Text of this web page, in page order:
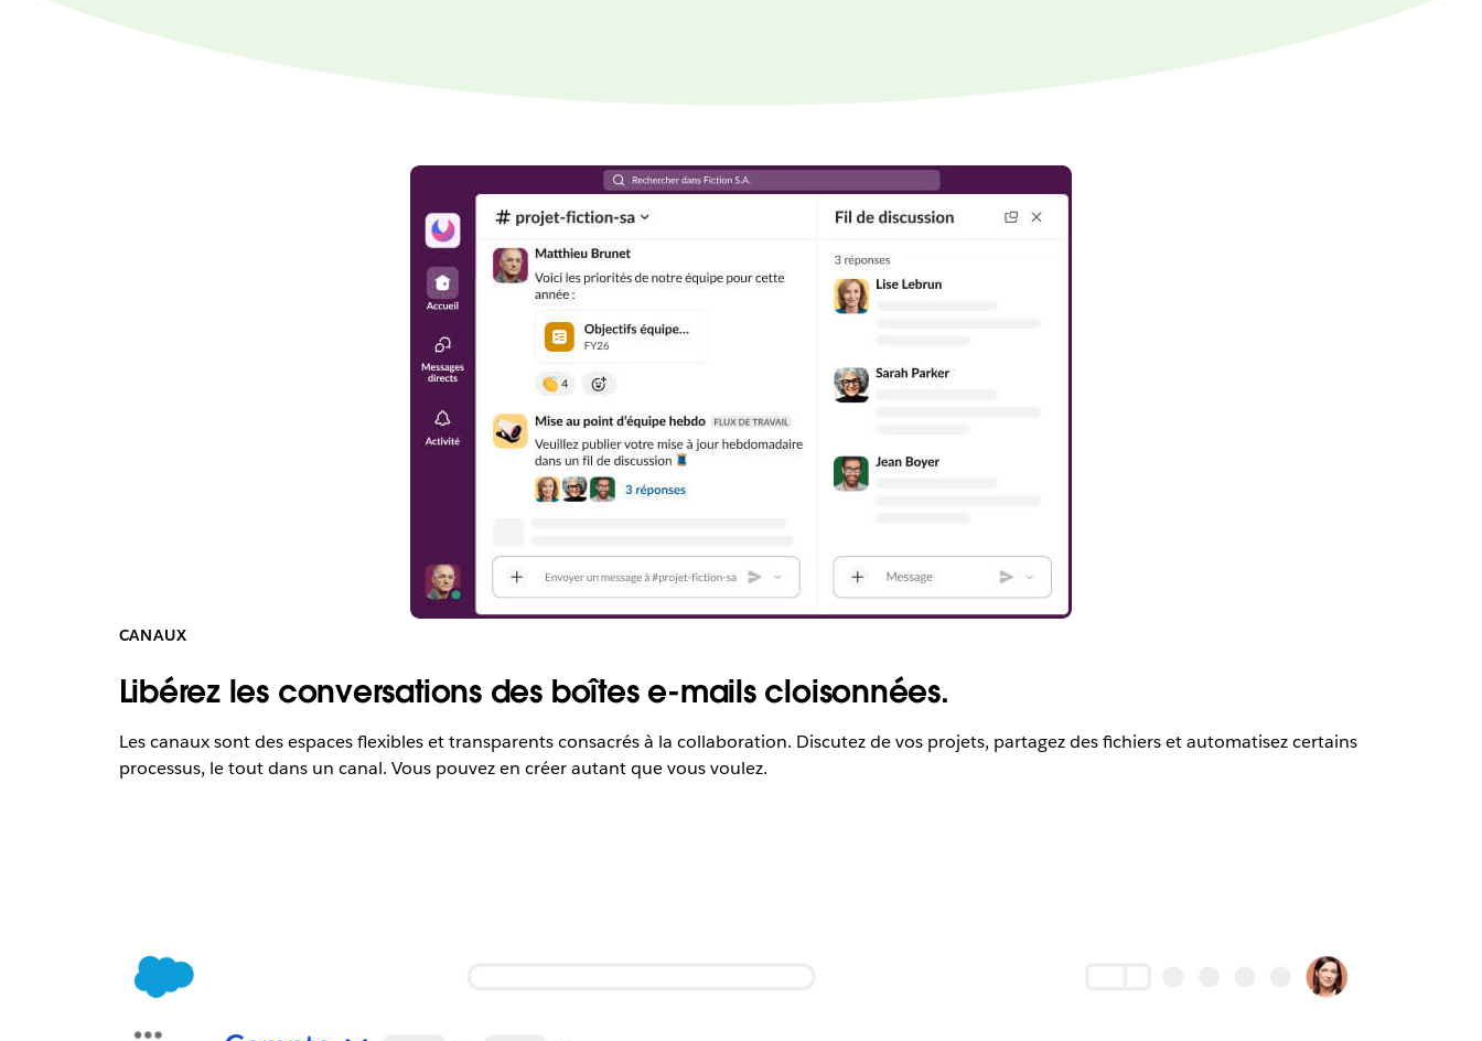
CANAUX
Libérez les conversations des boîtes e-mails cloisonnées.
Les canaux sont des espaces flexibles et transparents consacrés à la collaboration. Discutez de vos projets, partagez des fichiers et automatisez certains
processus, le tout dans un canal. Vous pouvez en créer autant que vous voulez.